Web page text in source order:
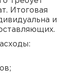
Итоговая
и